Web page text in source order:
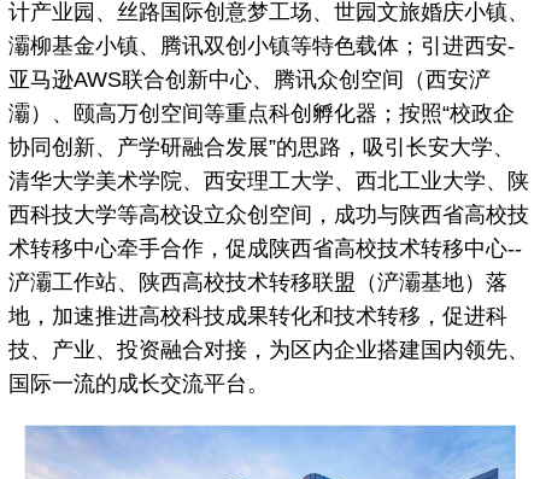
计产业园、丝路国际创意梦工场、世园文旅婚庆小镇、
灞柳基金小镇、腾讯双创小镇等特色载体；引进西安-
亚马逊AWS联合创新中心、腾讯众创空间（西安浐
灞）、颐高万创空间等重点科创孵化器；按照“校政企
协同创新、产学研融合发展”的思路，吸引长安大学、
清华大学美术学院、西安理工大学、西北工业大学、陕
西科技大学等高校设立众创空间，成功与陕西省高校技
术转移中心牵手合作，促成陕西省高校技术转移中心--
浐灞工作站、陕西高校技术转移联盟（浐灞基地）落
地，加速推进高校科技成果转化和技术转移，促进科
技、产业、投资融合对接，为区内企业搭建国内领先、
国际一流的成长交流平台。